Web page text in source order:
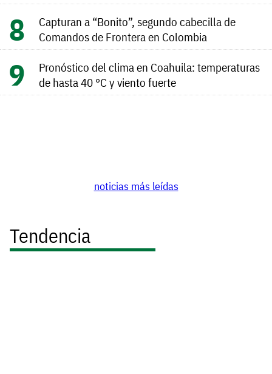
Capturan a “Bonito”, segundo cabecilla de
Comandos de Frontera en Colombia
Pronóstico del clima en Coahuila: temperaturas
de hasta 40 °C y viento fuerte
noticias más leídas
Tendencia